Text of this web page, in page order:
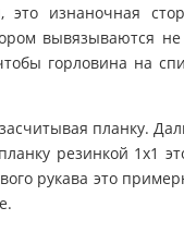
изнаночная
вывязываются не
горловина на
планку.
резинкой 1х1
рукава это